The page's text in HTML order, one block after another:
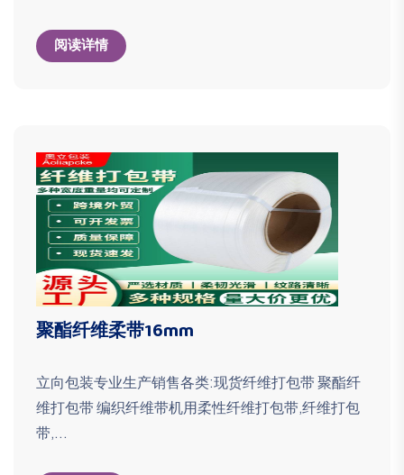
阅读详情
聚酯纤维柔带16mm
立向包装专业生产销售各类:现货纤维打包带 聚酯纤
维打包带 编织纤维带机用柔性纤维打包带,纤维打包
带,...